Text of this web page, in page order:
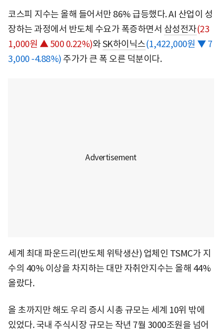
코스피 지수는 올해 들어서만 86% 급등했다. AI 산업이 성
장하는 과정에서 반도체 수요가 폭증하면서 삼성전자(23
1,000원 ▲ 500 0.22%)와SK하이닉스(1,422,000원 ▼ 7
3,000 -4.88%) 주가가 큰 폭 오른 덕분이다.
세계 최대 파운드리(반도체 위탁생산) 업체인 TSMC가 지
수의 40% 이상을 차지하는 대만 자취안지수는 올해 44%
올랐다.
올 초까지만 해도 우리 증시 시총 규모는 세계 10위 밖에
있었다. 국내 주식시장 규모는 작년 7월 3000조원을 넘어